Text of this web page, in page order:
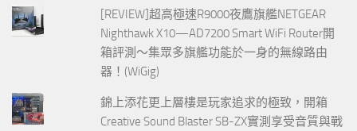
[REVIEW]超高極速R9000夜鷹旗艦NETGEAR
Nighthawk X10—AD7200 Smart WiFi Router開
箱評測～集眾多旗艦功能於一身的無線路由
器！(WiGig)
錦上添花更上層樓是玩家追求的極致，開箱
Creative Sound Blaster SB-ZX實測享受音質與戰